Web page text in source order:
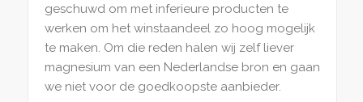
geschuwd om met inferieure producten te
werken om het winstaandeel zo hoog mogelijk
te maken. Om die reden halen wij zelf liever
magnesium van een Nederlandse bron en gaan
we niet voor de goedkoopste aanbieder.